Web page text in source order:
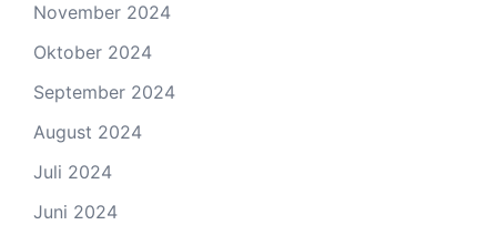
November 2024
Oktober 2024
September 2024
August 2024
Juli 2024
Juni 2024